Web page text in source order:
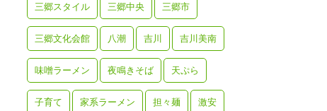
三郷スタイル 三郷中央 三郷市
三郷文化会館 八潮 吉川 吉川美南
味噌ラーメン 夜鳴きそば 天ぷら
子育て 家系ラーメン 担々麺 激安